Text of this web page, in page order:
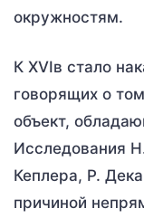
окружностям.
К XVIв стало
говорящих о
объект,
Исследования
Кеплера, Р.
причиной